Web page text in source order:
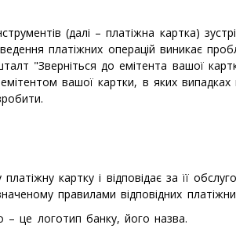
(далі – платіжна картка)
платіжних операцій виникає
"Зверніться до емітента вашої
вашої картки, в яких випадках
картку і відповідає за її
правилами відповідних
– це логотип банку, його назва.